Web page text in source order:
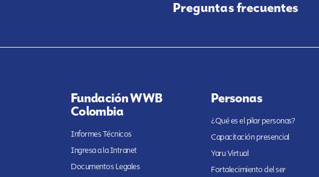
Preguntas frecuentes
Fundación WWB
Colombia
Informes Técnicos
Ingresa a la Intranet
Documentos Legales
Personas
¿Qué es el pilar personas?
Capacitación presencial
Yaru Virtual
Fortalecimiento del ser